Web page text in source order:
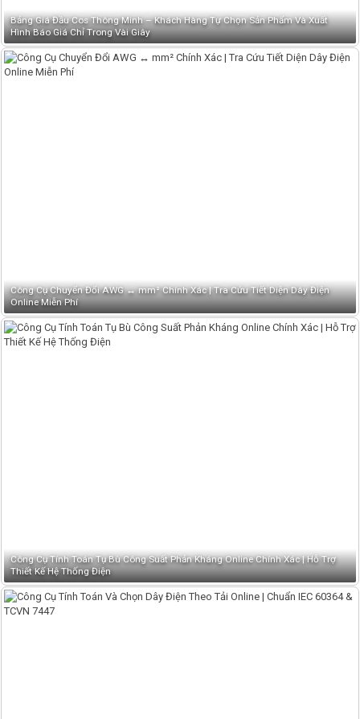
Bảng Giá Đầu Cos Thông Minh – Khách Hàng Tự Chọn Sản Phẩm Và Xuất
Hình Báo Giá Chỉ Trong Vài Giây
Công Cụ Chuyển Đổi AWG ↔ mm² Chính Xác | Tra Cứu Tiết Diện Dây Điện
Online Miễn Phí
Công Cụ Tính Toán Tụ Bù Công Suất Phản Kháng Online Chính Xác | Hỗ Trợ
Thiết Kế Hệ Thống Điện